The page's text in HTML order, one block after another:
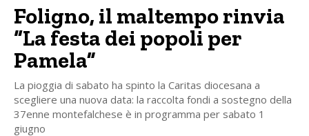
Foligno, il maltempo rinvia
“La festa dei popoli per
Pamela”
La pioggia di sabato ha spinto la Caritas diocesana a
scegliere una nuova data: la raccolta fondi a sostegno della
37enne montefalchese è in programma per sabato 1
giugno